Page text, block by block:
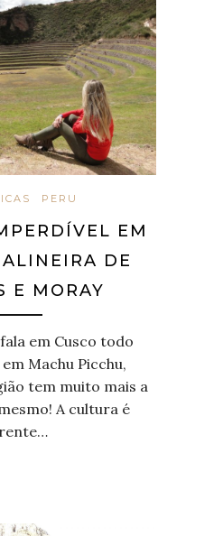
PERU
EM
DE
E MORAY
em Cusco todo
Machu Picchu,
tem muito mais a
A cultura é